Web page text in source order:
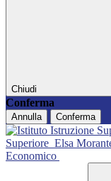
Chiudi
Conferma
Annulla Conferma
Superiore Elsa
Economico